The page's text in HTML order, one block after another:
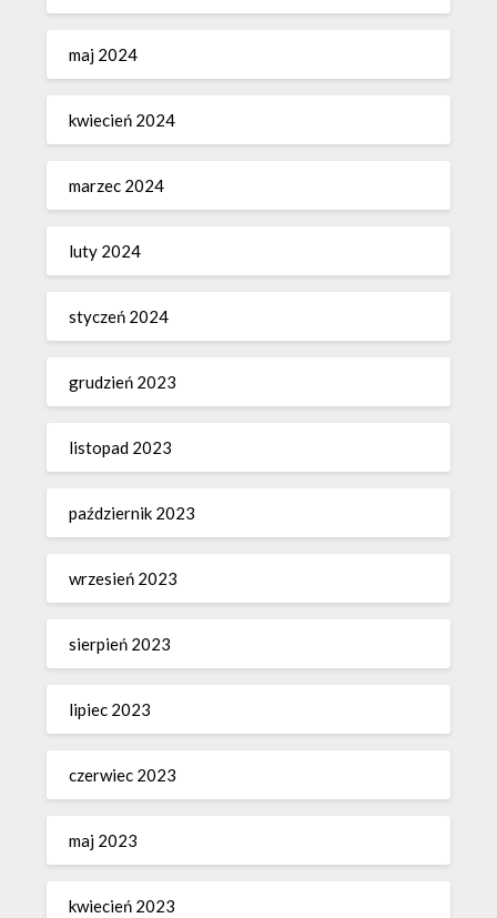
maj 2024
kwiecień 2024
marzec 2024
luty 2024
styczeń 2024
grudzień 2023
listopad 2023
październik 2023
wrzesień 2023
sierpień 2023
lipiec 2023
czerwiec 2023
maj 2023
kwiecień 2023